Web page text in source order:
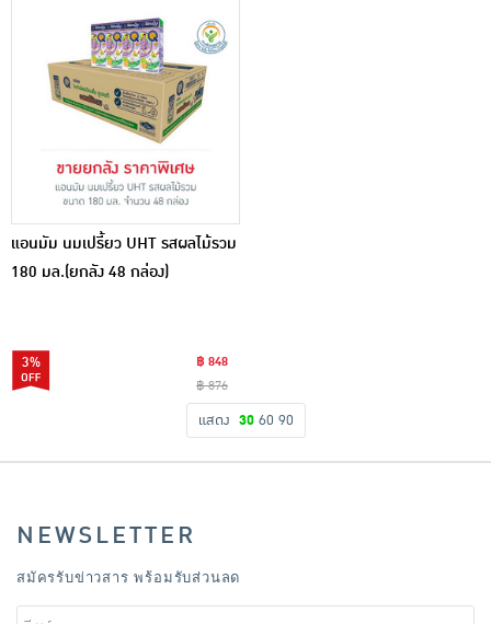
แอนมัม นมเปรี้ยว UHT รสผลไม้รวม
180 มล.(ยกลัง 48 กล่อง)
3%
฿ 848
฿ 876
แสดง 30 60 90
NEWSLETTER
สมัครรับข่าวสาร พร้อมรับส่วนลด